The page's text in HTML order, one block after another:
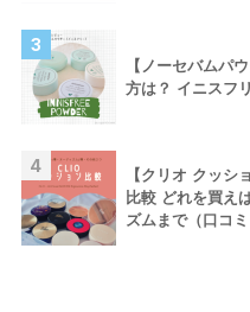
3
【ノーセバムパ
方は？ イニスフ
4
【クリオ クッシ
比較 どれを買え
ズムまで（口コミ